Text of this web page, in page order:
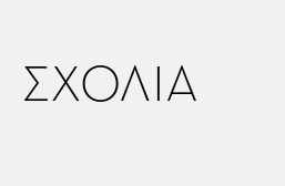
ΣΧΟΛΙΑ